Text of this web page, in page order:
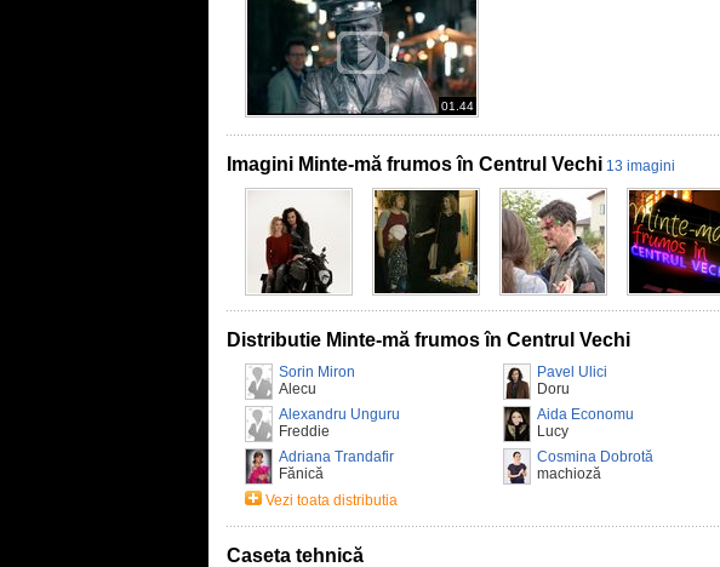
01.44
Imagini Minte-mă frumos în Centrul Vechi 13 imagini
Distributie Minte-mă frumos în Centrul Vechi
Sorin Miron
Alecu
Pavel Ulici
Doru
Alexandru Unguru
Freddie
Aida Economu
Lucy
Adriana Trandafir
Fănică
Cosmina Dobrotă
machioză
Vezi toata distributia
Caseta tehnică